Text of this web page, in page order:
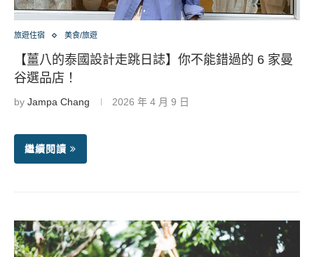
旅遊住宿 美食/旅遊
【薑八的泰國設計走跳日誌】你不能錯過的 6 家曼
谷選品店！
by Jampa Chang 2026 年 4 月 9 日
繼續閱讀